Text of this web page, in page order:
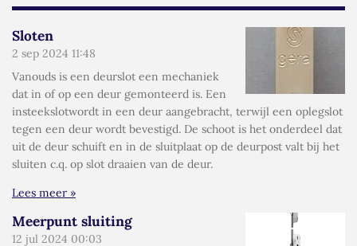
Sloten
2 sep 2024 11:48
Vanouds is een deurslot een mechaniek
dat in of op een deur gemonteerd is. Een
insteekslotwordt in een deur aangebracht, terwijl een oplegslot
tegen een deur wordt bevestigd. De schoot is het onderdeel dat
uit de deur schuift en in de sluitplaat op de deurpost valt bij het
sluiten c.q. op slot draaien van de deur.
Lees meer »
Meerpunt sluiting
12 jul 2024 00:03